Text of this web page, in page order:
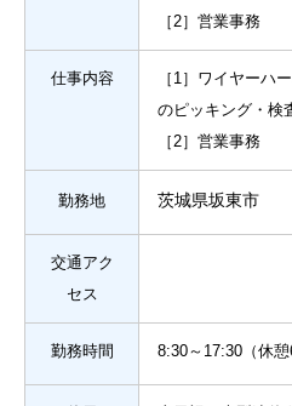
［2］営業事務
仕事内容
［1］ワイヤーハ
のピッキング・検
［2］営業事務
勤務地 茨城県坂東市
交通アク
セス
勤務時間 8:30～17:30（休憩